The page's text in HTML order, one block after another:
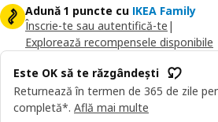
Adună 1 puncte cu IKEA Family
Înscrie-te sau autentifică-te |
Explorează recompensele disponibile
Este OK să te răzgândești
Returnează în termen de 365 de zile
completă*. Află mai multe